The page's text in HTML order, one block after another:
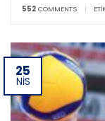
552 COMMENTS |
25
NIS